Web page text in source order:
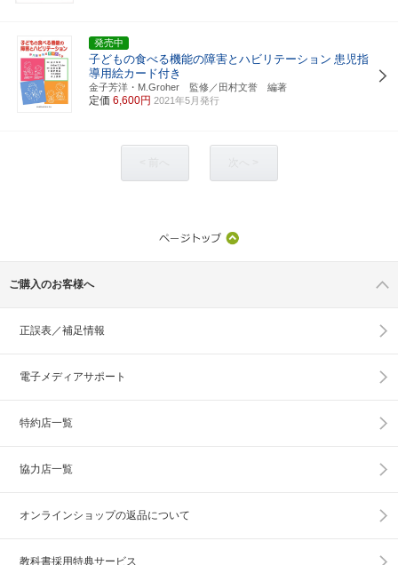
発売中
子どもの食べる機能の障害とハビリテーション 患児指
導用絵カード付き
金子芳洋・M.Groher 監修／田村文誉 編著
定価 6,600円 2021年5月発行
ご購入のお客様へ
正誤表／補足情報
電子メディアサポート
特約店一覧
協力店一覧
オンラインショップの返品について
教科書採用特典サービス